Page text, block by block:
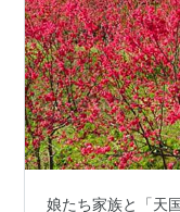
娘たち家族と「天